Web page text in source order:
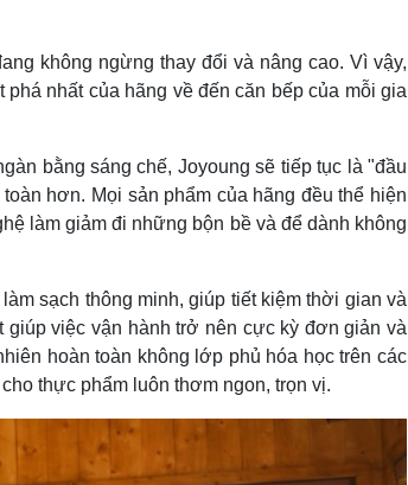
không ngừng thay đổi và nâng cao. Vì vậy,
nhất của hãng về đến căn bếp của mỗi gia
bằng sáng chế, Joyoung sẽ tiếp tục là "đầu
hơn. Mọi sản phẩm của hãng đều thể hiện
làm giảm đi những bộn bề và để dành không
sạch thông minh, giúp tiết kiệm thời gian và
việc vận hành trở nên cực kỳ đơn giản và
hoàn toàn không lớp phủ hóa học trên các
thực phẩm luôn thơm ngon, trọn vị.